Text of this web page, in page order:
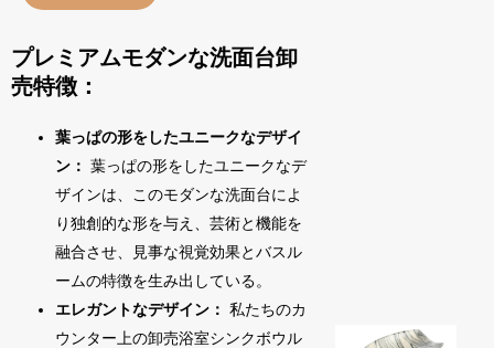
プレミアムモダンな洗面台卸
売特徴：
葉っぱの形をしたユニークなデザイ
ン： 葉っぱの形をしたユニークなデ
ザインは、このモダンな洗面台によ
り独創的な形を与え、芸術と機能を
融合させ、見事な視覚効果とバスル
ームの特徴を生み出している。
エレガントなデザイン： 私たちのカ
ウンター上の卸売浴室シンクボウル